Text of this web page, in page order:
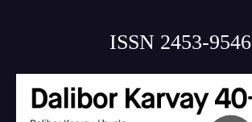
ISSN 2453-9546